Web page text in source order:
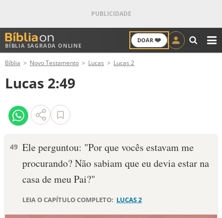
BÍBLIA SAGRADA ONLINE
DOAR ❤️
ANTIGO TESTAMENTO
NOVO TESTAMENTO
VERSÍCULOS
PALAVRA DO DIA
DEVOCIONAL DIÁRIO
Bíblia Novo Testamento Lucas Lucas 2
Lucas 2:49
49 Ele perguntou: "Por que vocês estavam me
procurando? Não sabiam que eu devia estar na
casa de meu Pai?"
LEIA O CAPÍTULO COMPLETO: LUCAS 2